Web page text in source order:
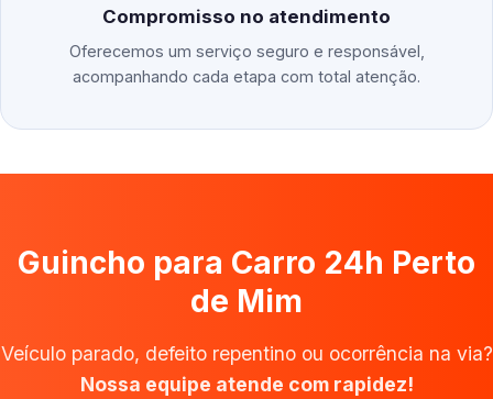
Compromisso no atendimento
Oferecemos um serviço seguro e responsável,
acompanhando cada etapa com total atenção.
Guincho para Carro 24h Perto
de Mim
Veículo parado, defeito repentino ou ocorrência na via?
Nossa equipe atende com rapidez!